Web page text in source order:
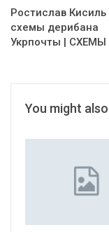
Ростислав Кисиль
схемы дерибана
Укрпочты | СХЕМЫ
You might